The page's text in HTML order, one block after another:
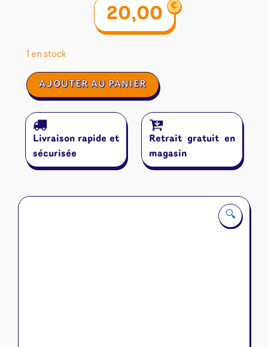
🔍
20,00 €
1 en stock
quantité
de
:
Le
Match
AJOUTER AU PANIER
Livraison rapide et
sécurisée
Retrait gratuit en
magasin